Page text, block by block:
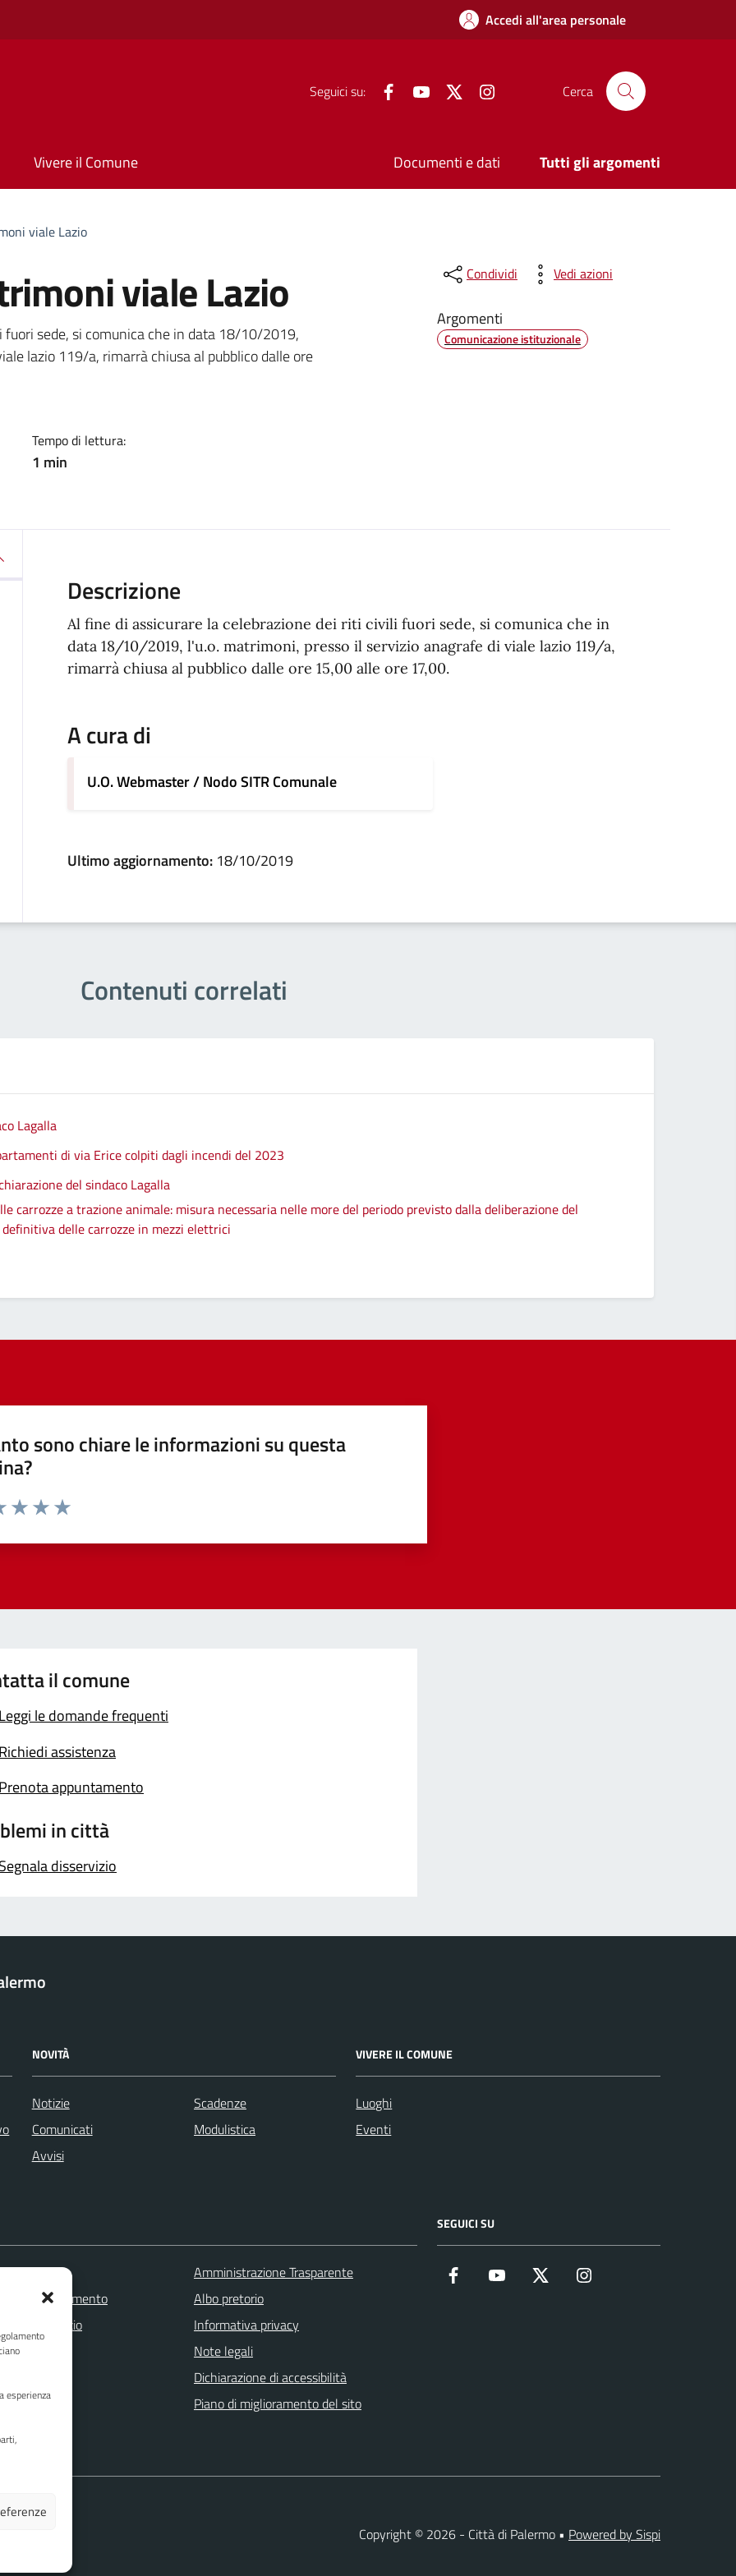
esperienza
Accedi all'area personale
Seguici su: FacebookYouTube Twitter Cerca
Vivere il Comune Documenti e dati Tutti gli argomenti
viale Lazio
viale Lazio
sede, si comunica che in data 18/10/2019,
lazio 119/a, rimarrà chiusa al pubblico dalle ore
Tempo di lettura:
1 min
Condividi Vedi azioni
Argomenti
Comunicazione istituzionale
Descrizione
Al fine di assicurare la celebrazione dei riti civili fuori sede, si comunica che in
data 18/10/2019, l'u.o. matrimoni, presso il servizio anagrafe di viale lazio 119/a,
rimarrà chiusa al pubblico dalle ore 15,00 alle ore 17,00.
A cura di
U.O. Webmaster / Nodo SITR Comunale
Ultimo aggiornamento: 18/10/2019
Contenuti correlati
Lagalla
di via Erice colpiti dagli incendi del 2023
del sindaco Lagalla
carrozze a trazione animale: misura necessaria nelle more del periodo previsto dalla deliberazione del
delle carrozze in mezzi elettrici
sono chiare le informazioni su questa
il comune
Leggi le domande frequenti
Richiedi assistenza
Prenota appuntamento
in città
Segnala disservizio
NOVITÀ
Notizie
Comunicati
Avvisi
Scadenze
Modulistica
VIVERE IL COMUNE
Luoghi
Eventi
appuntamento
disservizio
Amministrazione Trasparente
Albo pretorio
Informativa privacy
Note legali
Dichiarazione di accessibilità
Piano di miglioramento del sito
SEGUICI SU
Facebook YouTube Twitter
Copyright © 2026 - Città di Palermo • Powered by Sispi